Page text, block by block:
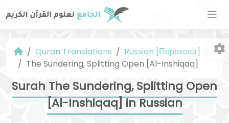
Quran Translations
Russian [Порохова]
The Sundering, Splitting Open [Al-Inshiqaq]
Surah The Sundering, Splitting Open
[Al-Inshiqaq] in Russian